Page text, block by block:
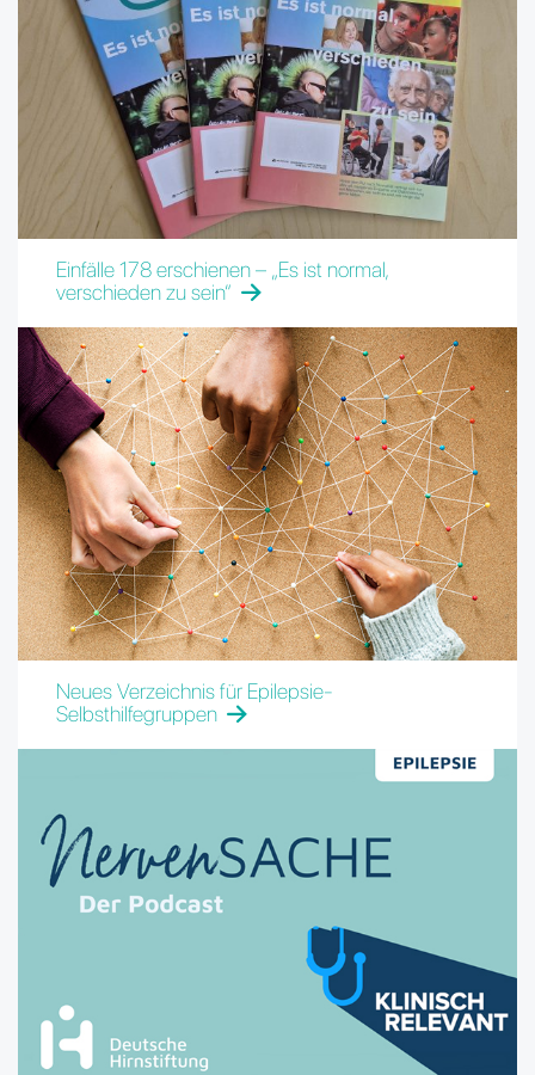
Einfälle 178 erschienen – „Es ist normal,
verschieden zu sein“
Neues Verzeichnis für Epilepsie-
Selbsthilfegruppen